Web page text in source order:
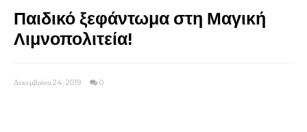
Παιδικό ξεφάντωμα στη Μαγική
Λιμνοπολιτεία!
Δεκεμβρίου 24, 2019 0